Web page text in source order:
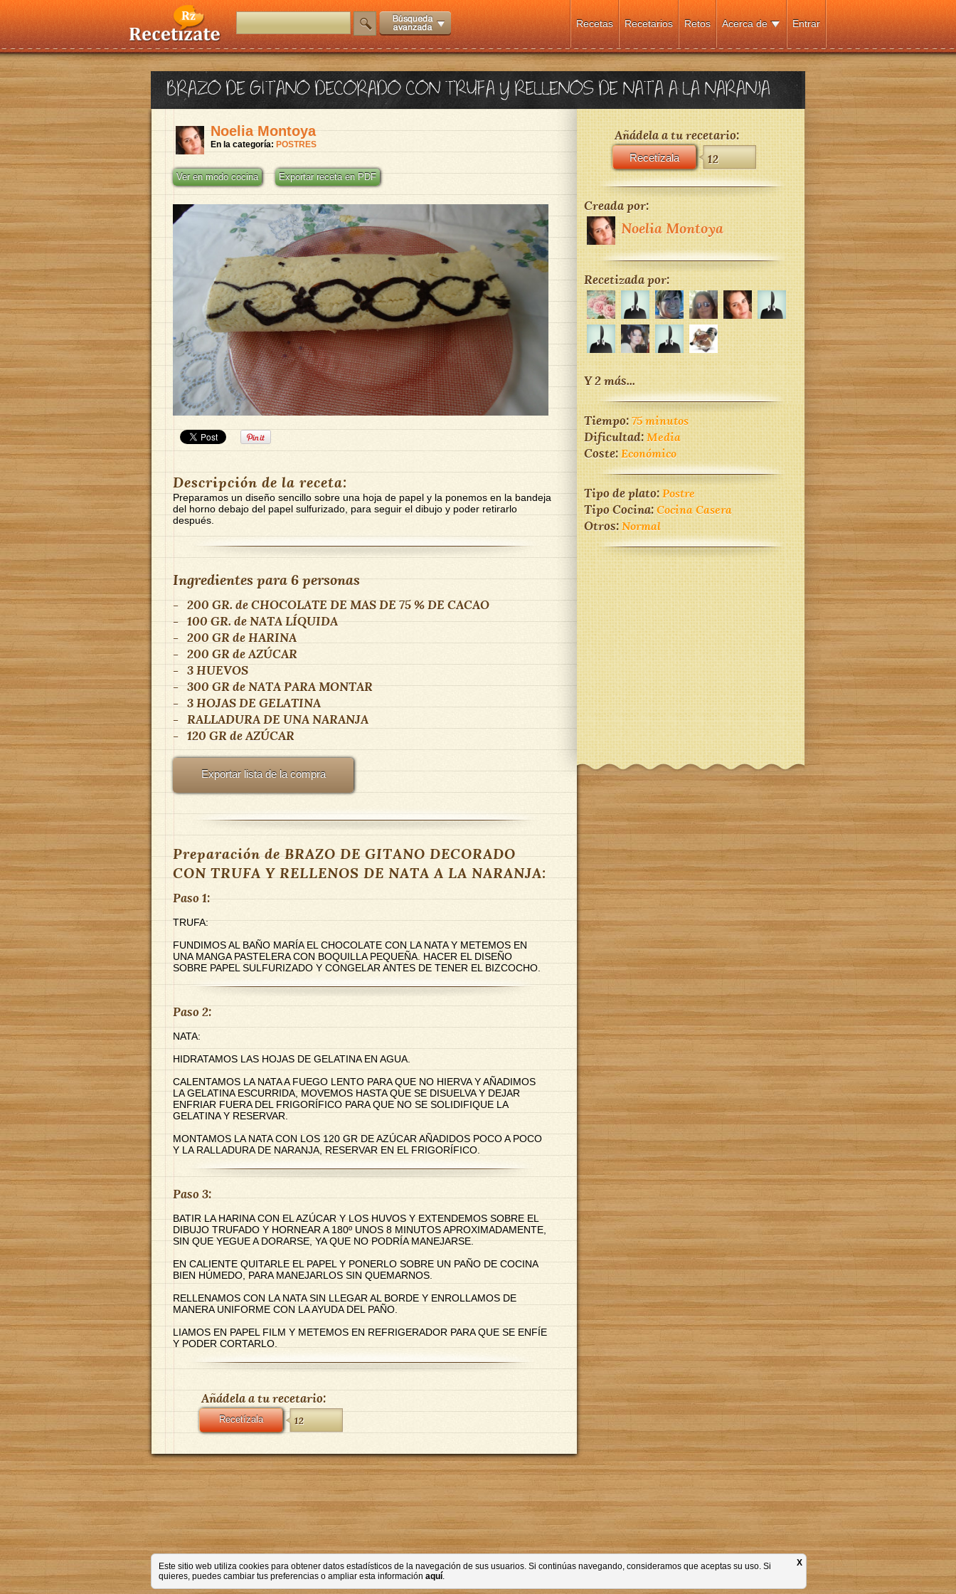
X
Este sitio web utiliza cookies para obtener datos estadísticos de la navegación de sus usuarios. Si continúas navegando, consideramos que aceptas su uso. Si
quieres, puedes cambiar tus preferencias o ampliar esta información aquí.
Entrar
Acerca de
Retos
Recetarios
Recetas
BRAZO DE GITANO DECORADO CON TRUFA Y RELLENOS DE NATA A LA NARANJA
Noelia Montoya
En la categoría: POSTRES
Ver en modo cocina Exportar receta en PDF
Descripción de la receta:
Preparamos un diseño sencillo sobre una hoja de papel y la ponemos en la bandeja
del horno debajo del papel sulfurizado, para seguir el dibujo y poder retirarlo
después.
Ingredientes para6 personas
- 200 GR. deCHOCOLATE DE MAS DE 75 % DE CACAO
- 100 GR.de NATA LÍQUIDA
- 200 GR de HARINA
- 200 GR deAZÚCAR
- 3HUEVOS
- 300 GRde NATA PARA MONTAR
- 3 HOJAS DE GELATINA
- RALLADURA DE UNA NARANJA
- 120 GR deAZÚCAR
Exportar lista de la compra
Preparación de BRAZO DE GITANO DECORADO
CON TRUFA Y RELLENOS DE NATA A LA NARANJA:
Paso 1:
TRUFA:
FUNDIMOS AL BAÑO MARÍA EL CHOCOLATE CON LA NATA Y METEMOS EN
UNA MANGA PASTELERA CON BOQUILLA PEQUEÑA. HACER EL DISEÑO
SOBRE PAPEL SULFURIZADO Y CONGELAR ANTES DE TENER EL BIZCOCHO.
Paso 2:
NATA:
HIDRATAMOS LAS HOJAS DE GELATINA EN AGUA.
CALENTAMOS LA NATA A FUEGO LENTO PARA QUE NO HIERVA Y AÑADIMOS
LA GELATINA ESCURRIDA, MOVEMOS HASTA QUE SE DISUELVA Y DEJAR
ENFRIAR FUERA DEL FRIGORÍFICO PARA QUE NO SE SOLIDIFIQUE LA
GELATINA Y RESERVAR.
MONTAMOS LA NATA CON LOS 120 GR DE AZÚCAR AÑADIDOS POCO A POCO
Y LA RALLADURA DE NARANJA, RESERVAR EN EL FRIGORÍFICO.
Paso 3:
BATIR LA HARINA CON EL AZÚCAR Y LOS HUVOS Y EXTENDEMOS SOBRE EL
DIBUJO TRUFADO Y HORNEAR A 180º UNOS 8 MINUTOS APROXIMADAMENTE,
SIN QUE YEGUE A DORARSE, YA QUE NO PODRÍA MANEJARSE.
EN CALIENTE QUITARLE EL PAPEL Y PONERLO SOBRE UN PAÑO DE COCINA
BIEN HÚMEDO, PARA MANEJARLOS SIN QUEMARNOS.
RELLENAMOS CON LA NATA SIN LLEGAR AL BORDE Y ENROLLAMOS DE
MANERA UNIFORME CON LA AYUDA DEL PAÑO.
LIAMOS EN PAPEL FILM Y METEMOS EN REFRIGERADOR PARA QUE SE ENFÍE
Y PODER CORTARLO.
Añádela a tu recetario:
Recetízala 12
Añádela a tu recetario:
Recetízala 12
Creada por:
Noelia Montoya
Recetizada por:
Y 2 más...
Tiempo:75 minutos
Dificultad:Media
Coste:Económico
Tipo de plato:Postre
Tipo Cocina:Cocina Casera
Otros:Normal